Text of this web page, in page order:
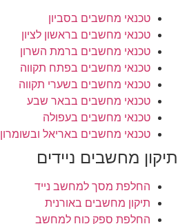
טכנאי מחשבים בסביון
טכנאי מחשבים בראשון לציון
טכנאי מחשבים ברמת השרון
טכנאי מחשבים בפתח תקווה
טכנאי מחשבים בשערי תקווה
טכנאי מחשבים בבאר שבע
טכנאי מחשבים בעפולה
טכנאי מחשבים באריאל ובשומרון
תיקון מחשבים ניידים
החלפת מסך למחשב נייד
תיקון מחשבים באורנית
החלפת ספק כוח למחשב